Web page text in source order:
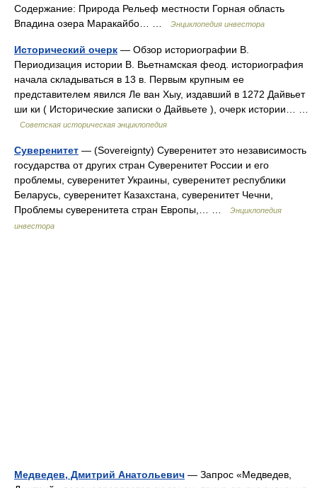
Содержание: Природа Рельеф местности Горная область
Впадина озера Маракайбо… …
Энциклопедия инвестора
Исторический очерк — Обзор историографии В.
Периодизация истории В. Вьетнамская феод. историография
начала складываться в 13 в. Первым крупным ее
представителем явился Ле ван Хыу, издавший в 1272 Дайвьет
ши ки ( Исторические записки о Дайвьете ), очерк истории… …
Советская историческая энциклопедия
Суверенитет — (Sovereignty) Суверенитет это независимость
государства от других стран Суверенитет России и его
проблемы, суверенитет Украины, суверенитет республики
Беларусь, суверенитет Казахстана, суверенитет Чечни,
Проблемы суверенитета стран Европы,… …
Энциклопедия
инвестора
Медведев, Дмитрий Анатольевич — Запрос «Медведев,